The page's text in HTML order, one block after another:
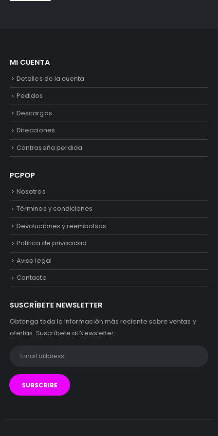
MI CUENTA
Detalles de la cuenta
Pedidos
Descargas
Direcciones
Contraseña perdida
PCPOP
Nosotros
Términos y condiciones
Devoluciones y reembolsos
Política de privacidad
Aviso legal
Contacto
SUSCRÍBETE NEWSLETTER
Obtenga toda la información más reciente sobre ventas y
ofertas. Suscríbete al Newsletter: